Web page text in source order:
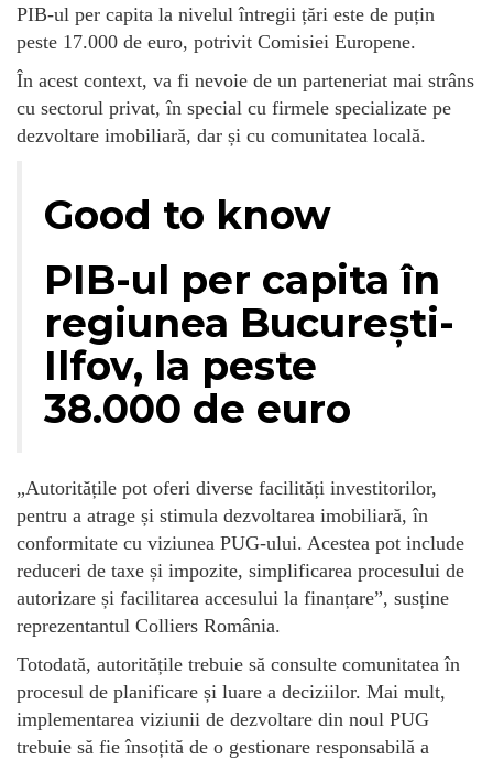
PIB-ul per capita la nivelul întregii țări este de puțin
peste 17.000 de euro, potrivit Comisiei Europene.
În acest context, va fi nevoie de un parteneriat mai strâns
cu sectorul privat, în special cu firmele specializate pe
dezvoltare imobiliară, dar și cu comunitatea locală.
Good to know
PIB-ul per capita în
regiunea București-
Ilfov, la peste
38.000 de euro
„Autoritățile pot oferi diverse facilități investitorilor,
pentru a atrage și stimula dezvoltarea imobiliară, în
conformitate cu viziunea PUG-ului. Acestea pot include
reduceri de taxe și impozite, simplificarea procesului de
autorizare și facilitarea accesului la finanțare”, susține
reprezentantul Colliers România.
Totodată, autoritățile trebuie să consulte comunitatea în
procesul de planificare și luare a deciziilor. Mai mult,
implementarea viziunii de dezvoltare din noul PUG
trebuie să fie însoțită de o gestionare responsabilă a